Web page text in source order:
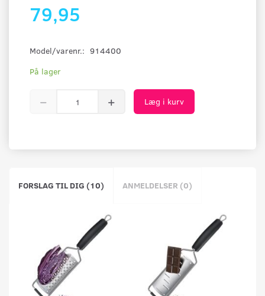
79,95
Model/varenr.: 914400
På lager
Læg i kurv
FORSLAG TIL DIG (10) ANMELDELSER (0)